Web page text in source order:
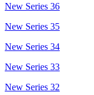
New Series 36
New Series 35
New Series 34
New Series 33
New Series 32